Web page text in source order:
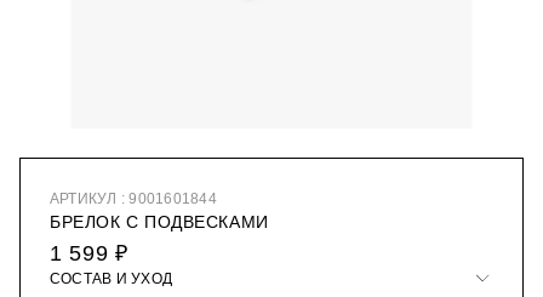
АРТИКУЛ : 9001601844
БРЕЛОК С ПОДВЕСКАМИ
1 599 ₽
СОСТАВ И УХОД